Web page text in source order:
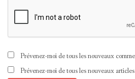
Prévenez-moi de tous les nouveaux
Prévenez-moi de tous les nouveaux